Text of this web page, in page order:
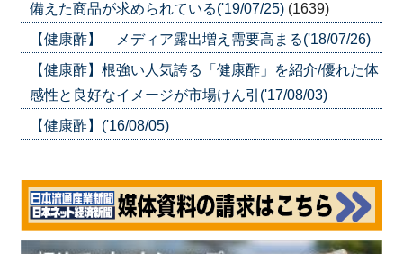
備えた商品が求められている('19/07/25) (1639)
【健康酢】 メディア露出増え需要高まる('18/07/26)
【健康酢】根強い人気誇る「健康酢」を紹介/優れた体
感性と良好なイメージが市場けん引('17/08/03)
【健康酢】('16/08/05)